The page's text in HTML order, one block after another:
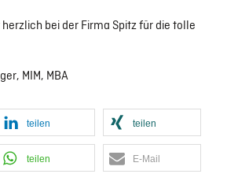
bei der Firma Spitz für die tolle
MIM, MBA
teilen teilen
teilen E-Mail